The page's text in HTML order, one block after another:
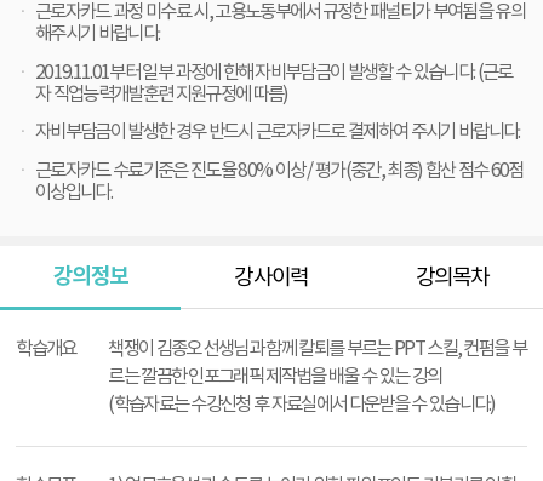
근로자카드 과정 미수료 시, 고용노동부에서 규정한 패널티가 부여됨을 유의
해주시기 바랍니다.
2019.11.01부터 일부 과정에 한해 자비부담금이 발생할 수 있습니다. (근로
자 직업능력개발훈련 지원규정에 따름)
자비부담금이 발생한 경우 반드시 근로자카드로 결제하여 주시기 바랍니다.
근로자카드 수료기준은 진도율 80% 이상 / 평가(중간, 최종) 합산 점수 60점
이상입니다.
강의정보 강사이력 강의목차
학습개요
책쟁이 김종오 선생님과 함께 칼퇴를 부르는 PPT 스킬, 컨펌을 부
르는 깔끔한 인포그래픽 제작법을 배울 수 있는 강의
(학습자료는 수강신청 후 자료실에서 다운받을 수 있습니다.)